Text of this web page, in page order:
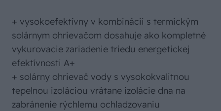
+ vysokoefektívny v kombinácii s termickým
solárnym ohrievačom dosahuje ako kompletné
vykurovacie zariadenie triedu energetickej
efektívnosti A+
+ solárny ohrievač vody s vysokokvalitnou
tepelnou izoláciou vrátane izolácie dna na
zabránenie rýchlemu ochladzovaniu